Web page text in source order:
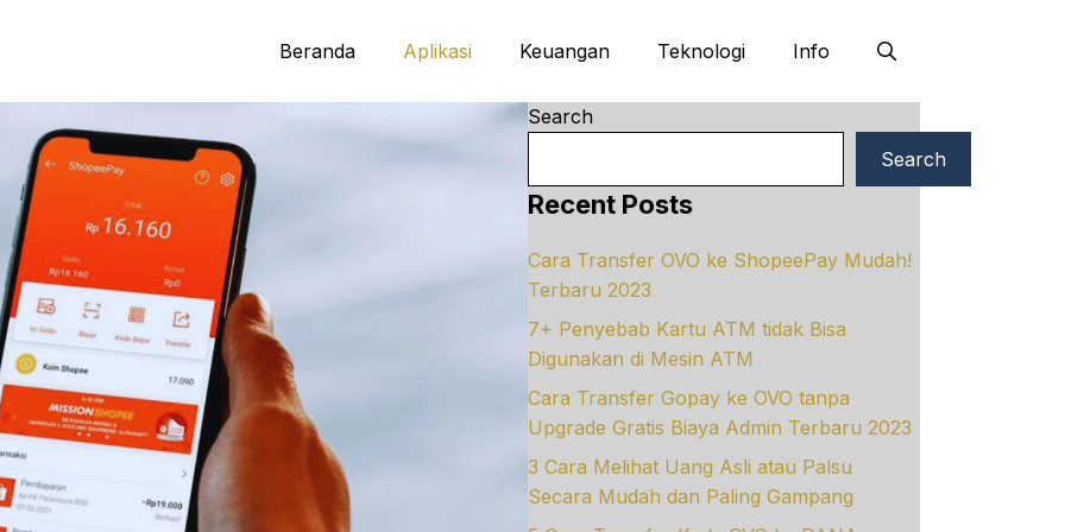
Beranda Aplikasi Keuangan Teknologi Info
Search
Search
Recent Posts
Cara Transfer OVO ke ShopeePay Mudah!
Terbaru 2023
7+ Penyebab Kartu ATM tidak Bisa
Digunakan di Mesin ATM
Cara Transfer Gopay ke OVO tanpa
Upgrade Gratis Biaya Admin Terbaru 2023
3 Cara Melihat Uang Asli atau Palsu
Secara Mudah dan Paling Gampang